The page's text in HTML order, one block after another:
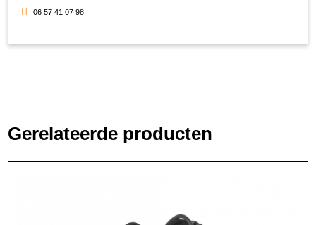
06 57 41 07 98
Gerelateerde producten